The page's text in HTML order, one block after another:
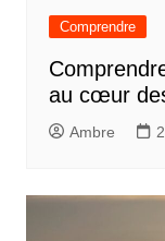
Comprendre
au cœur
Ambre